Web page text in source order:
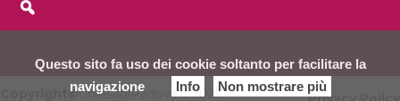
Questo sito fa uso dei cookie soltanto per facilitare la
navigazione
Info Non mostrare più
Copyright©ChiesadiPadova.it 2025